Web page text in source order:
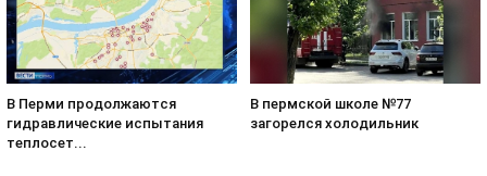
В Перми продолжаются
гидравлические испытания
теплосет...
В пермской школе №77
загорелся холодильник